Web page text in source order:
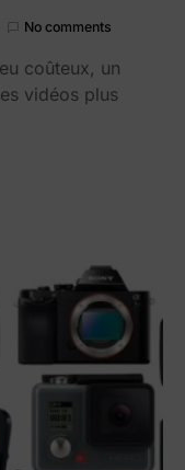
No comments
coûteux, un
vidéos plus